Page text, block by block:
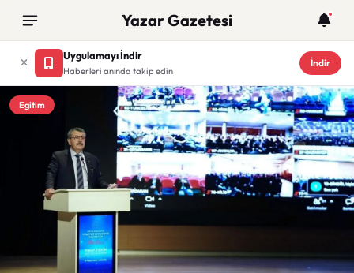
Yazar Gazetesi
Uygulamayı İndir
Haberleri anında takip edin
İndir
Egitim